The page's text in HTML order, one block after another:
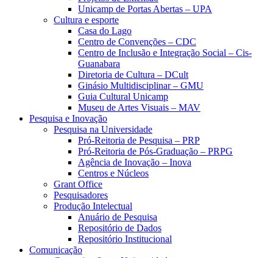
Unicamp de Portas Abertas – UPA
Cultura e esporte
Casa do Lago
Centro de Convenções – CDC
Centro de Inclusão e Integração Social – Cis-
Guanabara
Diretoria de Cultura – DCult
Ginásio Multidisciplinar – GMU
Guia Cultural Unicamp
Museu de Artes Visuais – MAV
Pesquisa e Inovação
Pesquisa na Universidade
Pró-Reitoria de Pesquisa – PRP
Pró-Reitoria de Pós-Graduação – PRPG
Agência de Inovação – Inova
Centros e Núcleos
Grant Office
Pesquisadores
Produção Intelectual
Anuário de Pesquisa
Repositório de Dados
Repositório Institucional
Comunicação